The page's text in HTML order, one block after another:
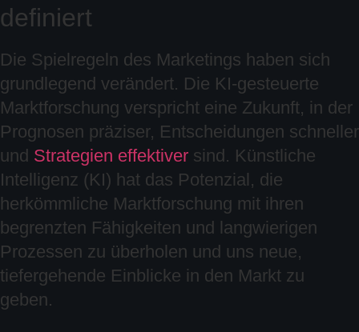
definiert
Die Spielregeln des Marketings haben sich
grundlegend verändert. Die KI-gesteuerte
Marktforschung verspricht eine Zukunft, in der
Prognosen präziser, Entscheidungen schneller
und Strategien effektiver sind. Künstliche
Intelligenz (KI) hat das Potenzial, die
herkömmliche Marktforschung mit ihren
begrenzten Fähigkeiten und langwierigen
Prozessen zu überholen und uns neue,
tiefergehende Einblicke in den Markt zu
geben.